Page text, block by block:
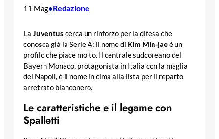
11 Mag•Redazione
La Juventus cerca un rinforzo per la difesa che
conosca già la Serie A: il nome di Kim Min-jaeè un
profilo che piace molto. Il centrale sudcoreano del
Bayern Monaco, protagonista in Italia con la maglia
del Napoli, è il nome in cima alla lista per il reparto
arretrato bianconero.
Le caratteristiche e il legame con
Spalletti